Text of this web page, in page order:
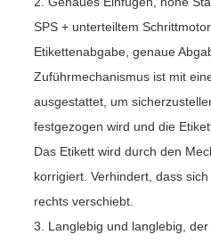
SPS + unterteiltem
Etikettenabgabe, genaue
Zuführmechanismus ist mit
ausgestattet, um
festgezogen wird und die
Das Etikett wird durch den
korrigiert. Verhindert, dass
rechts verschiebt.
3. Langlebig und langlebig,